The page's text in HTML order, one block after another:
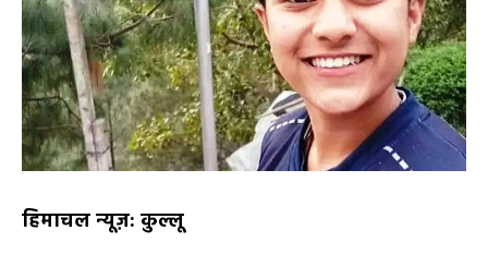
हिमाचल न्यूज़: कुल्लू